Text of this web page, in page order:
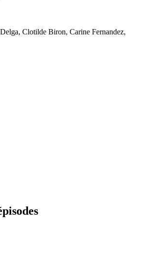
Clotilde Biron, Carine Fernandez,